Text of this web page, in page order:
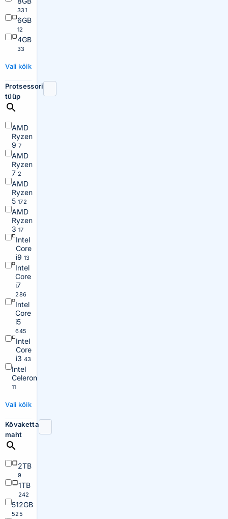
331
6GB
12
4GB
33
Vali kõik
Protsessori
tüüp
AMD
Ryzen
9 7
AMD
Ryzen
7 2
AMD
Ryzen
5 172
AMD
Ryzen
3 17
Intel
Core
i9 13
Intel
Core
i7
286
Intel
Core
i5
645
Intel
Core
i3 43
Intel
Celeron
11
Vali kõik
Kõvaketta
maht
2TB
9
1TB
242
512GB
525